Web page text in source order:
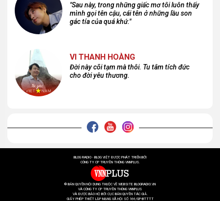
"Sau này, trong những giấc mơ tôi luôn thấy
mình gọi tên cậu, cái tên ở những lầu son
gác tía của quá khứ."
VI THANH HOÀNG
Đời này cõi tạm mà thôi. Tu tâm tích đức
cho đời yêu thương.
BLOG RADIO - BLOG VIỆT ĐƯỢC PHÁT TRIỂN BỞI
CÔNG TY CP TRUYỀN THÔNG VNNPLUS.
® BẢN QUYỀN NỘI DUNG THUỘC VỀ WEBSITE BLOGRADIO.VN
VÀ CÔNG TY CP TRUYỀN THÔNG VNNPLUS
VÀ ĐƯỢC BẢO HỘ BỞI CỤC BẢN QUYỀN TÁC GIẢ.
GIẤY PHÉP THIẾT LẬP MẠNG XÃ HỘI SỐ 166/GP-BTTTT